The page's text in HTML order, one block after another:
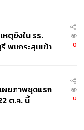
ตุยิงใน รร.
พบกระสุนเข้า
0
ผยภาพชุดแรก
ต.ค. นี้
0